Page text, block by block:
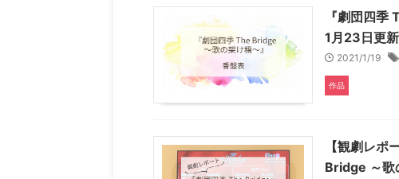
『劇団四
1月23日更新
2021/1/19
作品
【観劇レ
Bridge ～歌